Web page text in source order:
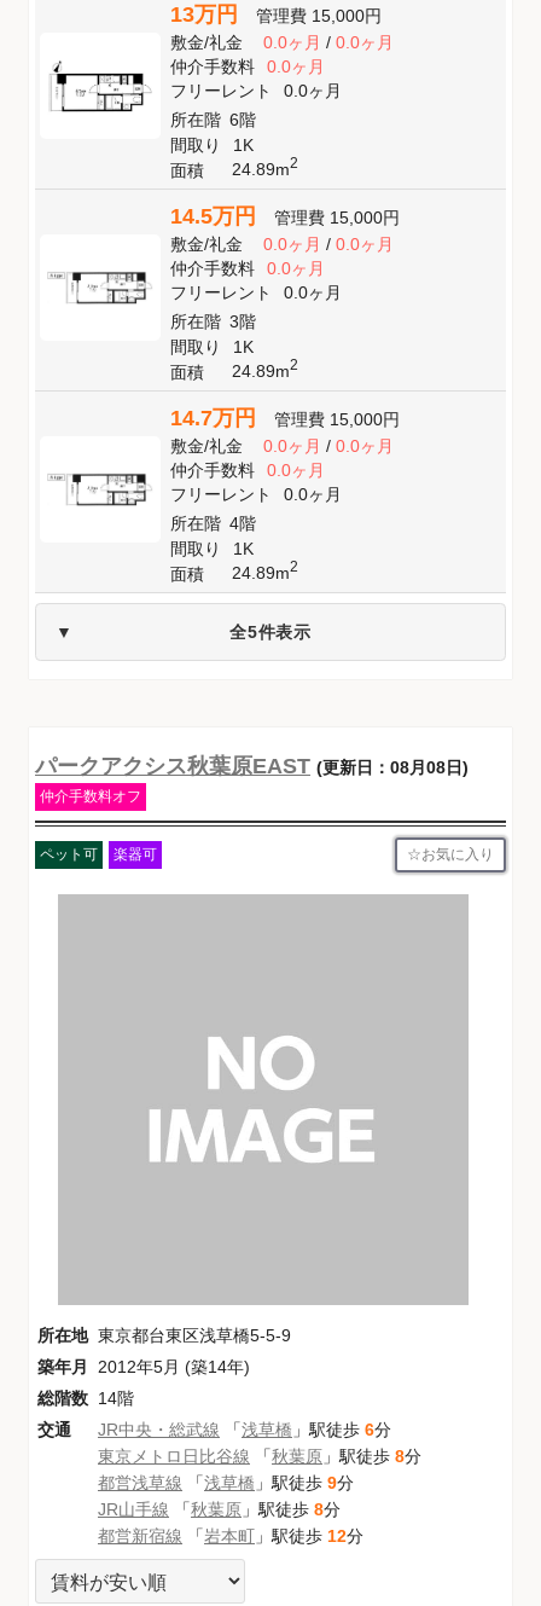
13万円 管理費 15,000円
敷金/礼金 0.0ヶ月/ 0.0ヶ月
仲介手数料
0.0ヶ月
フリーレント
0.0ヶ月
所在階 6階
間取り
1K
面積
24.89m2
14.5万円 管理費 15,000円
敷金/礼金 0.0ヶ月/ 0.0ヶ月
仲介手数料
0.0ヶ月
フリーレント
0.0ヶ月
所在階 3階
間取り
1K
面積
24.89m2
14.7万円 管理費 15,000円
敷金/礼金 0.0ヶ月/ 0.0ヶ月
仲介手数料
0.0ヶ月
フリーレント
0.0ヶ月
所在階 4階
間取り
1K
面積
24.89m2
全5件表示
パークアクシス秋葉原EAST (更新日：08月08日)
仲介手数料オフ
ペット可 楽器可 お気に入り
所在地 東京都台東区浅草橋5-5-9
築年月
2012年5月 (築14年)
総階数 14階
交通
JR中央・総武線 「浅草橋 」駅徒歩 6分
東京メトロ日比谷線 「秋葉原 」駅徒歩 8分
都営浅草線 「浅草橋 」駅徒歩 9分
JR山手線 「秋葉原 」駅徒歩 8分
都営新宿線 「岩本町 」駅徒歩 12分